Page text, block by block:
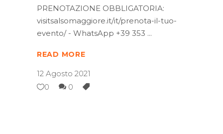
PRENOTAZIONE OBBLIGATORIA:
visitsalsomaggiore.it/it/prenota-il-tuo-
evento/ - WhatsApp +39 353
READ MORE
12 Agosto 2021
0
0